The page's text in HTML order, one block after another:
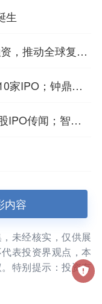
生
，推动全球复合
家IPO；钟鼎投
IPO传闻；智元
内容
未经核实，仅供展
表投资界观点，本
特别提示：投资有